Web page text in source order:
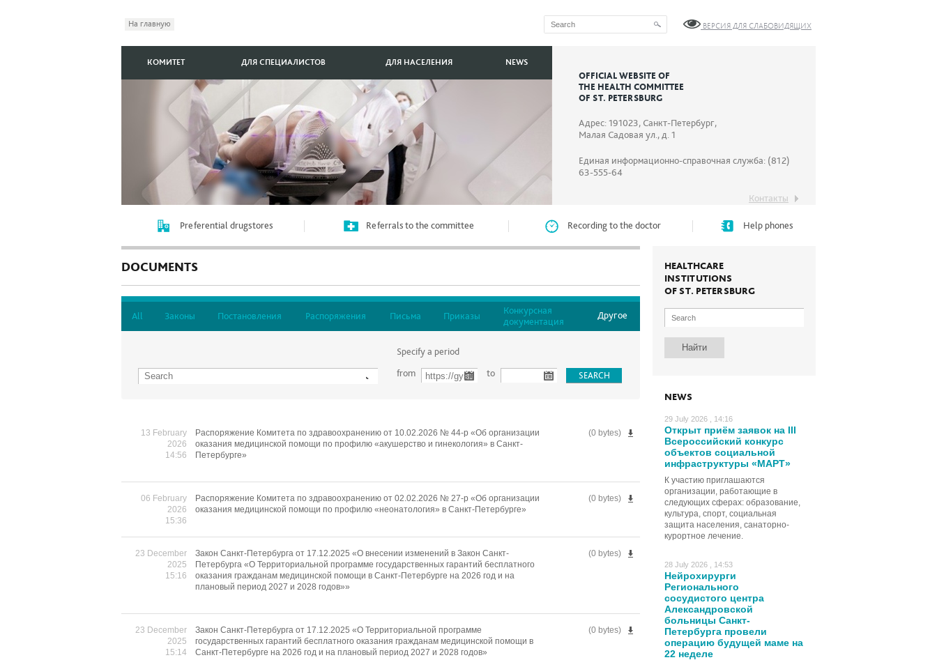
На главную ВЕРСИЯ ДЛЯ СЛАБОВИДЯЩИХ
OFFICIAL WEBSITE OF
THE HEALTH COMMITTEE
OF ST. PETERSBURG
Адрес: 191023, Санкт-Петербург,
Малая Садовая ул., д. 1
Единая информационно-справочная служба: (812)
63-555-64
Контакты
КОМИТЕТ ДЛЯ СПЕЦИАЛИСТОВ ДЛЯ НАСЕЛЕНИЯ NEWS
Preferential drugstores Referrals to the committee Recording to the doctor Help phones
HEALTHCARE
INSTITUTIONS
OF ST. PETERSBURG
NEWS
29 July 2026 , 14:16
Открыт приём заявок на III
Всероссийский конкурс
объектов социальной
инфраструктуры «МАРТ»
К участию приглашаются
организации, работающие в
следующих сферах: образование,
культура, спорт, социальная
защита населения, санаторно-
курортное лечение.
28 July 2026 , 14:53
Нейрохирурги
Регионального
сосудистого центра
Александровской
больницы Санкт-
Петербурга провели
операцию будущей маме на
22 неделе
DOCUMENTS
All Законы Постановления Распоряжения Письма Приказы
Конкурсная
документация
Другое
Specify a period
from
to
13 February
2026
14:56
(0 bytes)
Распоряжение Комитета по здравоохранению от 10.02.2026 № 44-р «Об организации
оказания медицинской помощи по профилю «акушерство и гинекология» в Санкт-
Петербурге»
06 February
2026
15:36
(0 bytes)
Распоряжение Комитета по здравоохранению от 02.02.2026 № 27-р «Об организации
оказания медицинской помощи по профилю «неонатология» в Санкт-Петербурге»
23 December
2025
15:16
(0 bytes)
Закон Санкт-Петербурга от 17.12.2025 «О внесении изменений в Закон Санкт-
Петербурга «О Территориальной программе государственных гарантий бесплатного
оказания гражданам медицинской помощи в Санкт-Петербурге на 2026 год и на
плановый период 2027 и 2028 годов»»
23 December
2025
15:14
(0 bytes)
Закон Санкт-Петербурга от 17.12.2025 «О Территориальной программе
государственных гарантий бесплатного оказания гражданам медицинской помощи в
Санкт-Петербурге на 2026 год и на плановый период 2027 и 2028 годов»